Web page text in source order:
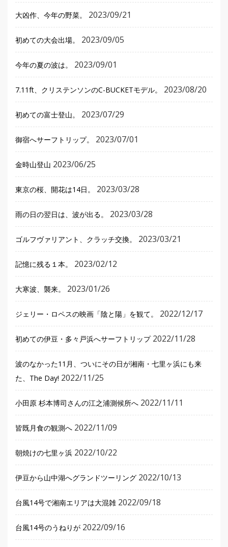
大凶作、今年の野菜。 2023/09/21
初めての大会出場。 2023/09/05
今年の夏の波は。 2023/09/01
7.11ft、クリステンソンのC-BUCKETモデル。 2023/08/20
初めての富士登山。 2023/07/29
御宿へサーフトリップ。 2023/07/01
金時山登山 2023/06/25
東京の桜、開花は14日。 2023/03/28
雨の日の翌日は、波が出る。 2023/03/28
ゴルフヴァリアント、クラッチ交換。 2023/03/21
記憶に残る１本。 2023/02/12
大寒波、襲来。 2023/01/26
ジェリー・ロペスの映画「陰と陽」を観て。 2022/12/17
初めての伊豆・多々戸浜へサーフトリップ 2022/11/28
波のなかった11月、ついにその日が湘南・七里ヶ浜にも来
た、The Day! 2022/11/25
小田原 杉本博司さんの江之浦測候所へ 2022/11/11
皆既月食の観測へ 2022/11/09
朝焼けの七里ヶ浜 2022/10/22
伊豆から山中湖へグランドツーリング 2022/10/13
台風14号で湘南エリアは大混雑 2022/09/18
台風14号のうねりが 2022/09/16